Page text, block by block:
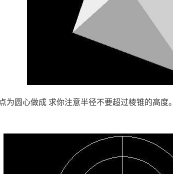
为圆心做成 求你注意半径不要超过棱锥的高度。